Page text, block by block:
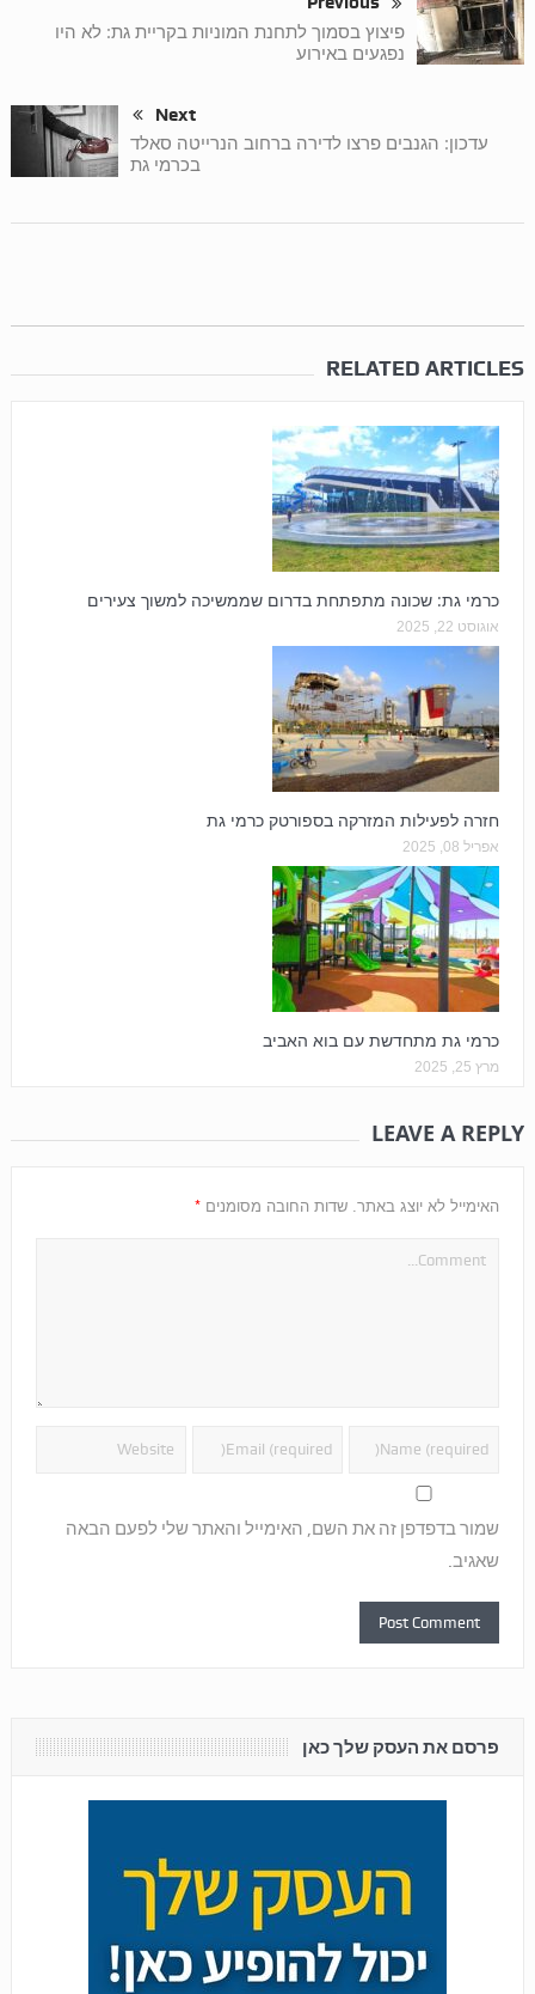
פיצוץ בסמוך לתחנת המוניות בקריית גת: לא היו
נפגעים באירוע
Next
עדכון: הגנבים פרצו לדירה ברחוב הנרייטה סאלד
בכרמי גת
RELATED ARTICLES
כרמי גת: שכונה מתפתחת בדרום שממשיכה למשוך צעירים
אוגוסט 22, 2025
חזרה לפעילות המזרקה בספורטק כרמי גת
אפריל 08, 2025
כרמי גת מתחדשת עם בוא האביב
מרץ 25, 2025
LEAVE A REPLY
האימייל לא יוצג באתר. שדות החובה מסומנים *
שמור בדפדפן זה את השם, האימייל והאתר שלי לפעם הבאה
שאגיב.
פרסם את העסק שלך כאן